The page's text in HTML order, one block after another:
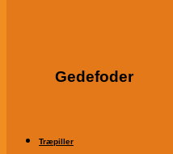
Gedefoder
Træpiller